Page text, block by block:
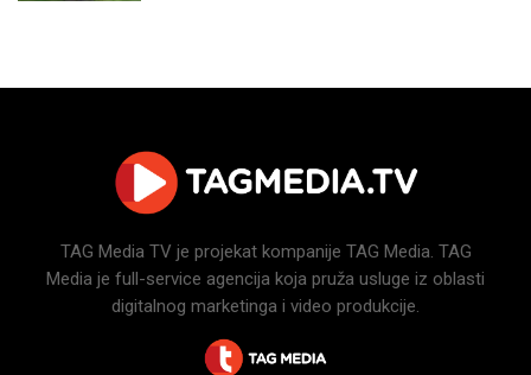
TAG Media TV je projekat kompanije TAG Media. TAG
Media je full-service agencija koja pruža usluge iz oblasti
digitalnog marketinga i video produkcije.